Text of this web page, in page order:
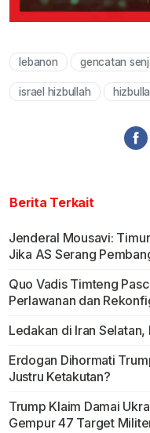
lebanon gencatan
israel hizbullah
Berita Terkait
Jenderal Mousavi:
Jika AS Serang
Quo Vadis Timteng
Perlawanan dan
Ledakan di Iran
Erdogan Dihormati
Justru Ketakutan?
Trump Klaim Damai
Gempur 47 Target